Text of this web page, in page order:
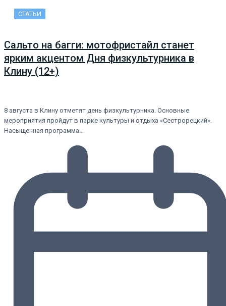
СТАТЬИ
Сальто на багги: мотофристайл станет
ярким акцентом Дня физкультурника в
Клину (12+)
8 августа в Клину отметят день физкультурника. Основные
мероприятия пройдут в парке культуры и отдыха «Сестрорецкий».
Насыщенная программа…